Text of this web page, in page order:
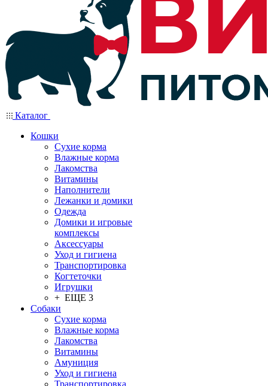
Каталог
Кошки
Сухие корма
Влажные корма
Лакомства
Витамины
Наполнители
Лежанки и домики
Одежда
Домики и игровые
комплексы
Аксессуары
Уход и гигиена
Транспортировка
Когтеточки
Игрушки
+ ЕЩЕ 3
Собаки
Сухие корма
Влажные корма
Лакомства
Витамины
Амуниция
Уход и гигиена
Транспортировка